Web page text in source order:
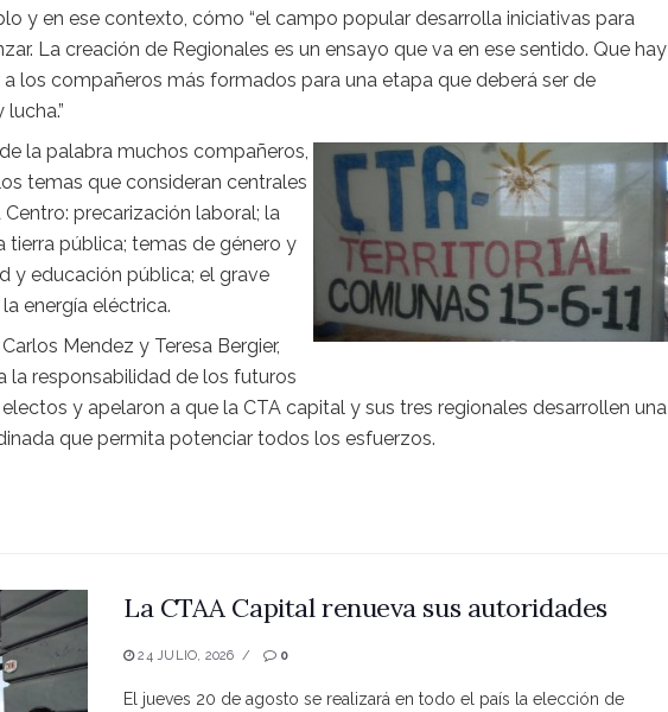
y en ese contexto, cómo “el campo popular desarrolla iniciativas para
La creación de Regionales es un ensayo que va en ese sentido. Que hay
los compañeros más formados para una etapa que deberá ser de
la palabra muchos compañeros,
temas que consideran centrales
precarización laboral; la
tierra pública; temas de género y
y educación pública; el grave
energía eléctrica.
Mendez y Teresa Bergier,
la responsabilidad de los futuros
y apelaron a que la CTA capital y sus tres regionales desarrollen una
que permita potenciar todos los esfuerzos.
La CTAA Capital renueva sus autoridades
24 JULIO, 2026 0
El jueves 20 de agosto se realizará en todo el país la elección de